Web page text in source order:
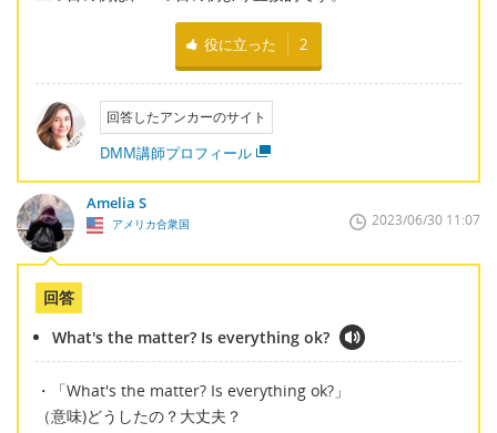
役に立った 2
回答したアンカーのサイト
DMM講師プロフィール
Amelia S
アメリカ合衆国 2023/06/30 11:07
回答
What's the matter? Is everything ok?
・「What's the matter? Is everything ok?」
（意味)どうしたの？大丈夫？